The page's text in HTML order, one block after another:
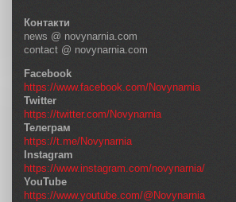
Контакти
news @ novynarnia.com
contact @ novynarnia.com
Facebook
https://www.facebook.com/Novynarnia
Twitter
https://twitter.com/Novynarnia
Телеграм
https://t.me/Novynarnia
Instagram
https://www.instagram.com/novynarnia/
YouTube
https://www.youtube.com/@Novynarnia